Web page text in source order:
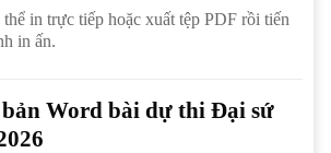
thể in trực tiếp hoặc xuất tệp PDF rồi tiến
in ấn.
bản Word bài dự thi Đại sứ